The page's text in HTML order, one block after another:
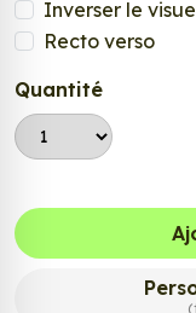
Inverser le
Recto verso
Quantité